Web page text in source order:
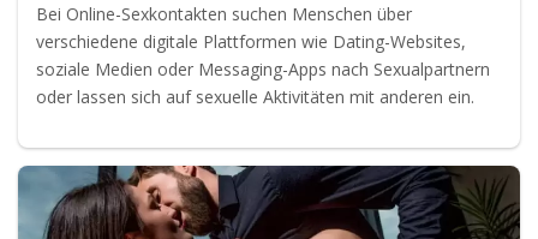
Bei Online-Sexkontakten suchen Menschen über
verschiedene digitale Plattformen wie Dating-Websites,
soziale Medien oder Messaging-Apps nach Sexualpartnern
oder lassen sich auf sexuelle Aktivitäten mit anderen ein.